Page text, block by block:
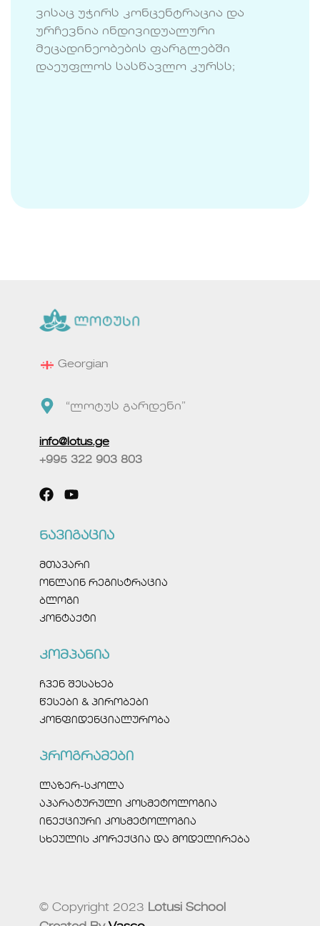
ვისაც უჭირს კონცენტრაცია და
ურჩევნია ინდივიდუალური
მეცადინეობების ფარგლებში
დაეუფლოს სასწავლო კურსს;
Georgian
“ლოტუს გარდენი”
info@lotus.ge
+995 322 903 803
ნავიგაცია
მთავარი
ონლაინ რეგისტრაცია
ბლოგი
კონტაქტი
კომპანია
ჩვენ შესახებ
წესები & პირობები
კონფიდენციალურობა
პროგრამები
ლაზერ-სკოლა
აპარატურული კოსმეტოლოგია
ინექციური კოსმეტოლოგია
სხეულის კორექცია და მოდელირება
© Copyright 2023 Lotusi School